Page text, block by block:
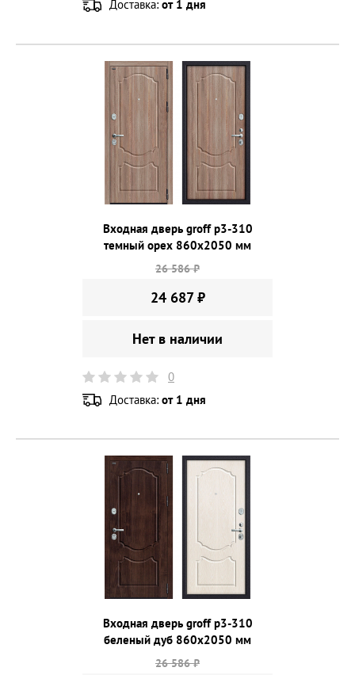
Доставка: от 1 дня
Входная дверь groff p3-310
темный орех 860х2050 мм
26 586 ₽
24 687 ₽
Нет в наличии
0
Доставка: от 1 дня
Входная дверь groff p3-310
беленый дуб 860х2050 мм
26 586 ₽